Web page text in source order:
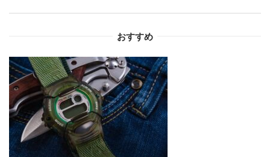
シ
ョ
ン
おすすめ